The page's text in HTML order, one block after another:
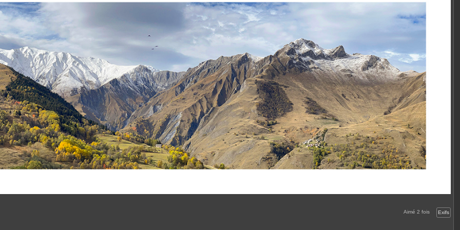
Aimé 2 fois Exifs